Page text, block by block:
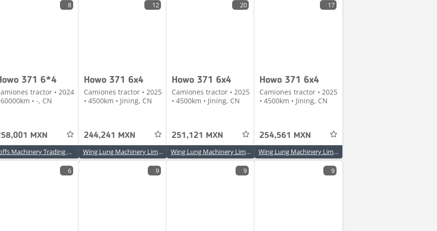
8
371 6*4
tractor • 2024
60000km • -, CN
MXN
Toffs Machinery Trading Co.,Ltd
12
Howo 371 6x4
Camiones tractor • 2025
• 4500km • Jining, CN
244,241 MXN
Wing Lung Machinery Limited
20
Howo 371 6x4
Camiones tractor • 2025
• 4500km • Jining, CN
251,121 MXN
Wing Lung Machinery Limited
17
Howo 371 6x4
Camiones tractor • 2025
• 4500km • Jining, CN
254,561 MXN
Wing Lung Machinery Limited
6 9 9 9